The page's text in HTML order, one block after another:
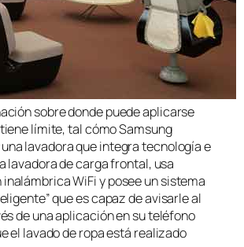
sobre donde puede aplicarse
límite, tal cómo Samsung
lavadora que integra tecnología e
lavadora de carga frontal, usa
WiFi y posee un sistema
que es capaz de avisarle al
de una aplicación en su teléfono
el lavado de ropa está realizado